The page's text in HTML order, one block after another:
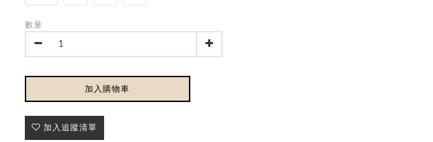
數量
加入購物車
加入追蹤清單